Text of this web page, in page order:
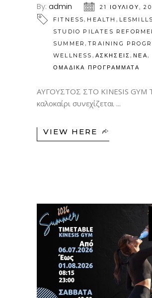
By: admin
21 ΙΟΥΛΊΟΥ,
FITNESS, HEALTH ,
STUDIO PILATES
SUMMER,TRAINING
WELLNESS , ΑΣΚΗΣΕΙΣ,ΝΕΑ,
ΟΜΑΔΙΚΑ ΠΡΟΓΡΑΜΜΑΤΑ
ΑΥΓΟΥΣΤΟΣ ΣΤΟ KINESIS GYM
καλοκαίρι συνεχίζεται
VIEW HERE